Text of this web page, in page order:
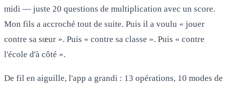
midi — juste 20 questions de multiplication avec un score.
Mon fils a accroché tout de suite. Puis il a voulu « jouer
contre sa sœur ». Puis « contre sa classe ». Puis « contre
l'école d'à côté ».
De fil en aiguille, l'app a grandi : 13 opérations, 10 modes de